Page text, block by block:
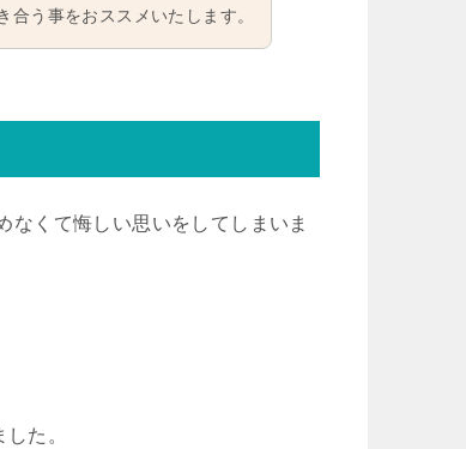
う事をおススメいたします。
なくて悔しい思いをしてしまいま
た。